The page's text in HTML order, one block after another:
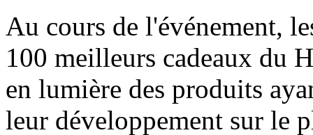
Au cours de l'événement,
100 meilleurs cadeaux du
en lumière des produits
leur développement sur le